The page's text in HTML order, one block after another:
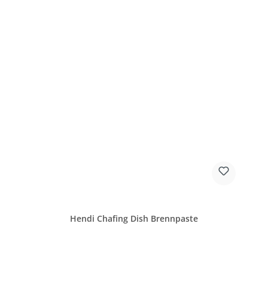
Hendi Chafing Dish Brennpaste